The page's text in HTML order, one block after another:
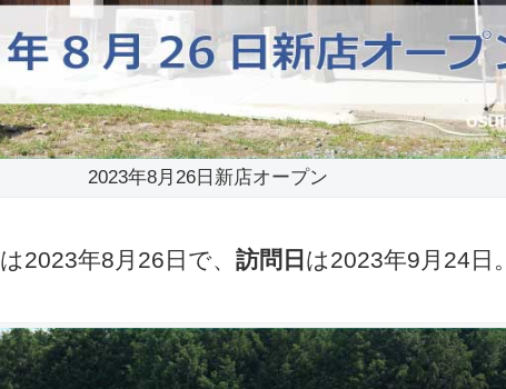
2023年8月26日新店オープン
は2023年8月26日で、 訪問日 は2023年9月24日。